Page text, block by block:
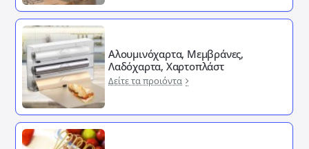
Αλουμινόχαρτα, Μεμβράνες,
Λαδόχαρτα, Χαρτοπλάστ
Δείτε τα προιόντα